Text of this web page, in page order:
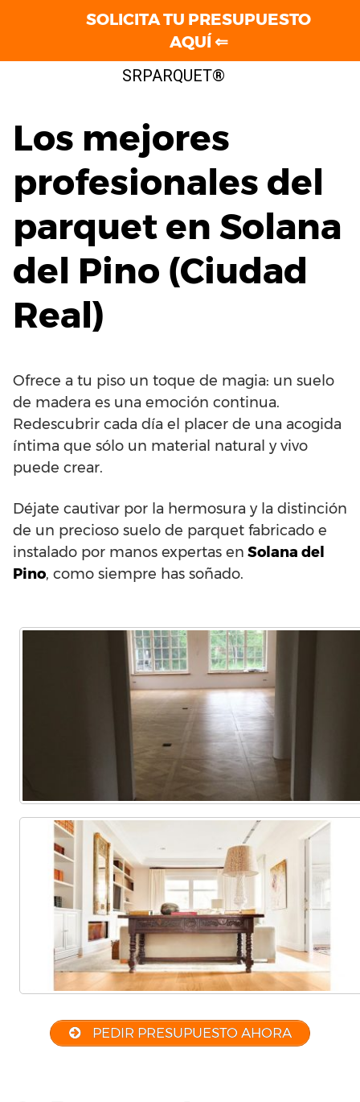
SRPARQUET®
Los mejores
profesionales del
parquet en Solana
del Pino (Ciudad
Real)
Ofrece a tu piso un toque de magia: un suelo
de madera es una emoción continua.
Redescubrir cada día el placer de una acogida
íntima que sólo un material natural y vivo
puede crear.
Déjate cautivar por la hermosura y la distinción
de un precioso suelo de parquet fabricado e
instalado por manos expertas en Solana del
Pino, como siempre has soñado.
PEDIR PRESUPUESTO AHORA
SOLICITA TU PRESUPUESTO
AQUÍ ⇐